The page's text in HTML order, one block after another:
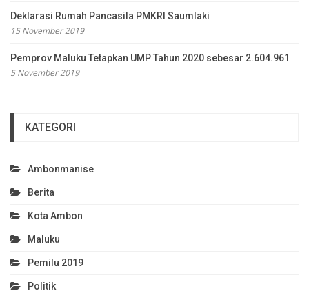
Deklarasi Rumah Pancasila PMKRI Saumlaki
15 November 2019
Pemprov Maluku Tetapkan UMP Tahun 2020 sebesar 2.604.961
5 November 2019
KATEGORI
Ambonmanise
Berita
Kota Ambon
Maluku
Pemilu 2019
Politik